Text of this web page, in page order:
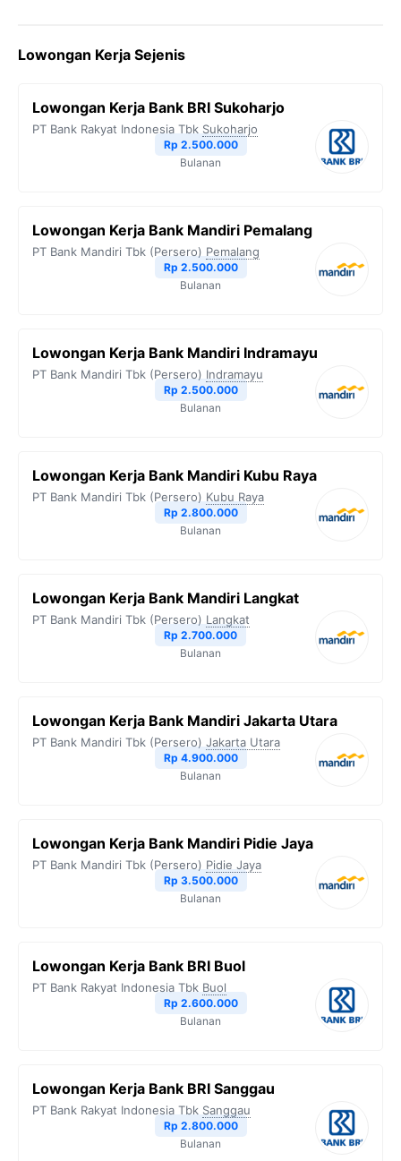
e
o
t
e
e
r
t
A
y
n
k
Lowongan Kerja Sejenis
Lowongan Kerja Bank BRI Sukoharjo
PT Bank Rakyat Indonesia Tbk Sukoharjo
Rp 2.500.000
Bulanan
Lowongan Kerja Bank Mandiri Pemalang
PT Bank Mandiri Tbk (Persero) Pemalang
Rp 2.500.000
Bulanan
Lowongan Kerja Bank Mandiri Indramayu
PT Bank Mandiri Tbk (Persero) Indramayu
Rp 2.500.000
Bulanan
Lowongan Kerja Bank Mandiri Kubu Raya
PT Bank Mandiri Tbk (Persero) Kubu Raya
Rp 2.800.000
Bulanan
Lowongan Kerja Bank Mandiri Langkat
PT Bank Mandiri Tbk (Persero) Langkat
Rp 2.700.000
Bulanan
Lowongan Kerja Bank Mandiri Jakarta Utara
PT Bank Mandiri Tbk (Persero) Jakarta Utara
Rp 4.900.000
Bulanan
Lowongan Kerja Bank Mandiri Pidie Jaya
PT Bank Mandiri Tbk (Persero) Pidie Jaya
Rp 3.500.000
Bulanan
Lowongan Kerja Bank BRI Buol
PT Bank Rakyat Indonesia Tbk Buol
Rp 2.600.000
Bulanan
Lowongan Kerja Bank BRI Sanggau
PT Bank Rakyat Indonesia Tbk Sanggau
Rp 2.800.000
Bulanan